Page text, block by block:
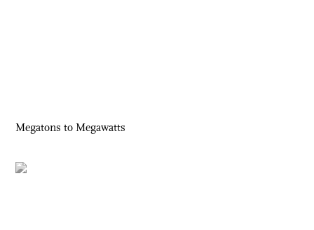
Megatons to Megawatts